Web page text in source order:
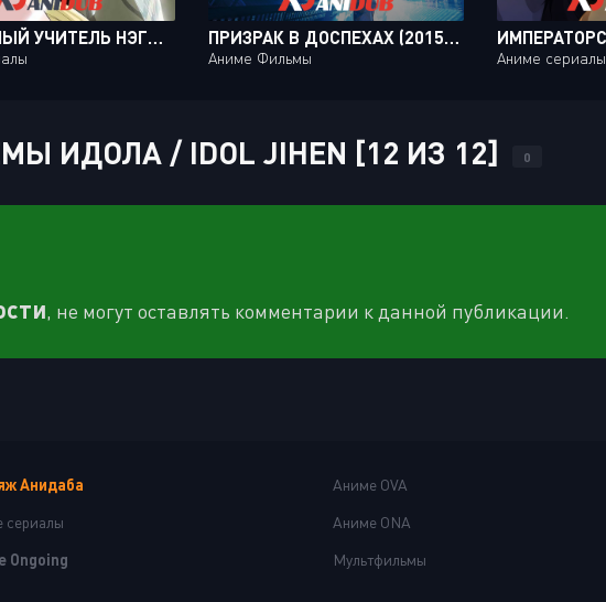
ВОЛШЕБНЫЙ УЧИТЕЛЬ НЭГИМА! ХРАНИТЕЛЬ ВЕЧНОСТИ! / UQ HOLDER! MAHOU SENSEI NEGIMA! 2 [12 ИЗ 12] ПРИЗРАК В ДОСПЕХАХ (2015) / KOUKAKU KIDOUTAI: SHIN MOVIE
Аниме Фильмы Аниме сериалы
ИДОЛА / IDOL JIHEN [12 ИЗ 12] 0
, не могут оставлять комментарии к данной публикации.
Анидаба
сериалы
Ongoing
Аниме OVA
Аниме ONA
Мультфильмы